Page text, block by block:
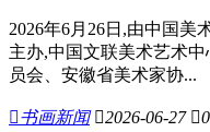
2026年6月26日,由中国美
主办,中国文联美术艺术
员会、安徽省美术家协...
书画新闻 2026-06-27 0